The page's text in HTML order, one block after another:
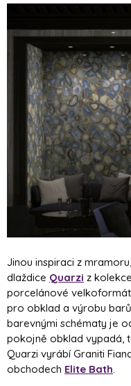
Jinou inspiraci z
dlaždice Quarzi z
porcelánové
pro obklad a výrobu
barevnými schématy je
pokojně obklad vypadá,
Quarzi vyrábí Graniti
obchodech Elite Bath